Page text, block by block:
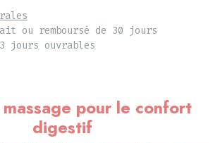
ou remboursé de 30 jours
jours ouvrables
pour le confort
digestif